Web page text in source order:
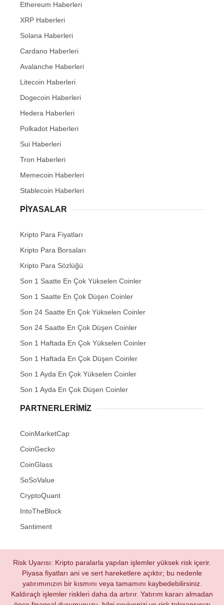
Ethereum Haberleri
XRP Haberleri
Solana Haberleri
Cardano Haberleri
Avalanche Haberleri
Litecoin Haberleri
Dogecoin Haberleri
Hedera Haberleri
Polkadot Haberleri
Sui Haberleri
Tron Haberleri
Memecoin Haberleri
Stablecoin Haberleri
PIYASALAR
Kripto Para Fiyatları
Kripto Para Borsaları
Kripto Para Sözlüğü
Son 1 Saatte En Çok Yükselen Coinler
Son 1 Saatte En Çok Düşen Coinler
Son 24 Saatte En Çok Yükselen Coinler
Son 24 Saatte En Çok Düşen Coinler
Son 1 Haftada En Çok Yükselen Coinler
Son 1 Haftada En Çok Düşen Coinler
Son 1 Ayda En Çok Yükselen Coinler
Son 1 Ayda En Çok Düşen Coinler
PARTNERLERIMIZ
CoinMarketCap
CoinGecko
CoinGlass
SoSoValue
CryptoQuant
IntoTheBlock
Santiment
Risk Uyarısı: Kripto paralarla yapılan işlemler yüksek risk içerir.
Piyasa fiyatları ani ve sert hareketlere açıktır; bu nedenle
yatırımınızın bir kısmını veya tamamını kaybedebilirsiniz.
Kaldıraçlı işlemler riskleri daha da artırır. Yatırım kararı almadan